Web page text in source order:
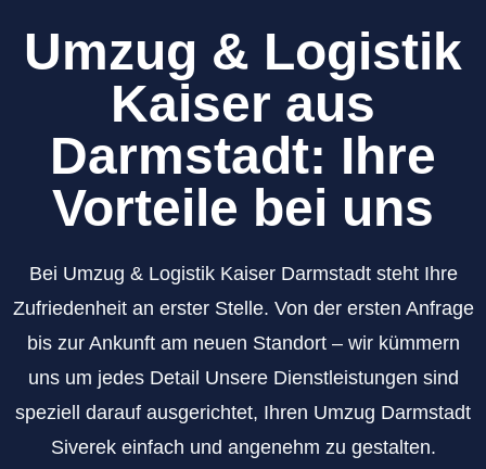
Umzug & Logistik
Kaiser aus
Darmstadt: Ihre
Vorteile bei uns
Bei Umzug & Logistik Kaiser Darmstadt steht Ihre
Zufriedenheit an erster Stelle. Von der ersten Anfrage
bis zur Ankunft am neuen Standort – wir kümmern
uns um jedes Detail Unsere Dienstleistungen sind
speziell darauf ausgerichtet, Ihren Umzug Darmstadt
Siverek einfach und angenehm zu gestalten.